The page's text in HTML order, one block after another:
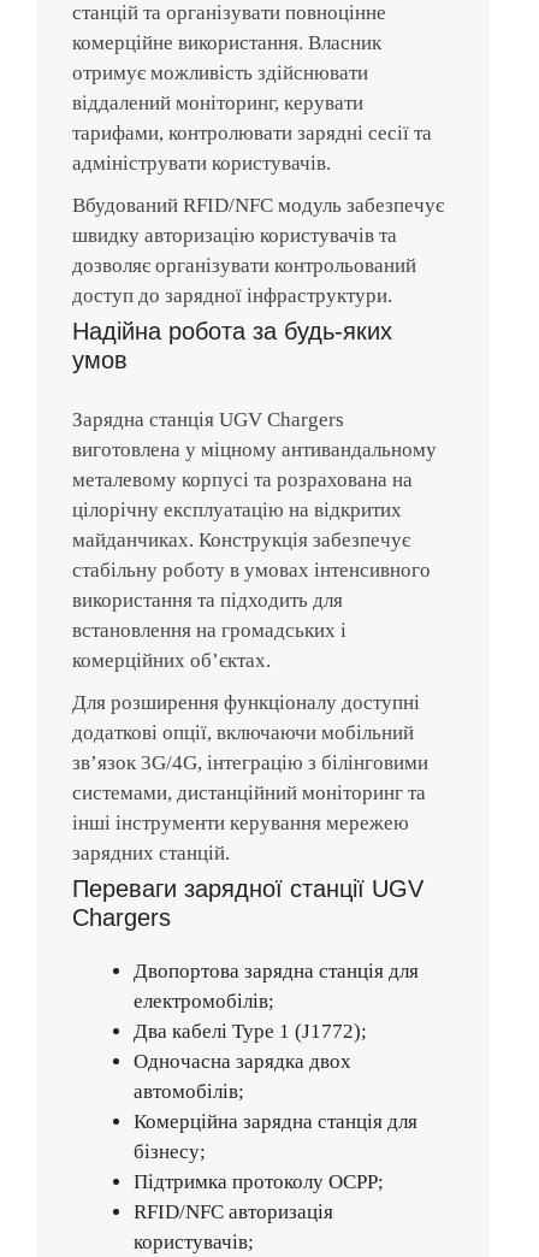
станцій та організувати повноцінне
комерційне використання. Власник
отримує можливість здійснювати
віддалений моніторинг, керувати
тарифами, контролювати зарядні сесії та
адмініструвати користувачів.
Вбудований RFID/NFC модуль забезпечує
швидку авторизацію користувачів та
дозволяє організувати контрольований
доступ до зарядної інфраструктури.
Надійна робота за будь-яких
умов
Зарядна станція UGV Chargers
виготовлена у міцному антивандальному
металевому корпусі та розрахована на
цілорічну експлуатацію на відкритих
майданчиках. Конструкція забезпечує
стабільну роботу в умовах інтенсивного
використання та підходить для
встановлення на громадських і
комерційних об’єктах.
Для розширення функціоналу доступні
додаткові опції, включаючи мобільний
зв’язок 3G/4G, інтеграцію з білінговими
системами, дистанційний моніторинг та
інші інструменти керування мережею
зарядних станцій.
Переваги зарядної станції UGV
Chargers
Двопортова зарядна станція для
електромобілів;
Два кабелі Type 1 (J1772);
Одночасна зарядка двох
автомобілів;
Комерційна зарядна станція для
бізнесу;
Підтримка протоколу OCPP;
RFID/NFC авторизація
користувачів;